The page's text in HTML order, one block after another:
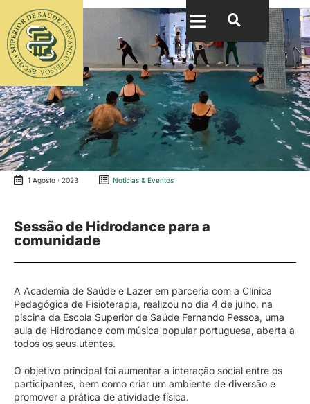
1 Agosto · 2023 Notícias & Eventos
Sessão de Hidrodance para a
comunidade
A Academia de Saúde e Lazer em parceria com a Clínica
Pedagógica de Fisioterapia, realizou no dia 4 de julho, na
piscina da Escola Superior de Saúde Fernando Pessoa, uma
aula de Hidrodance com música popular portuguesa, aberta a
todos os seus utentes.
O objetivo principal foi aumentar a interação social entre os
participantes, bem como criar um ambiente de diversão e
promover a prática de atividade física.